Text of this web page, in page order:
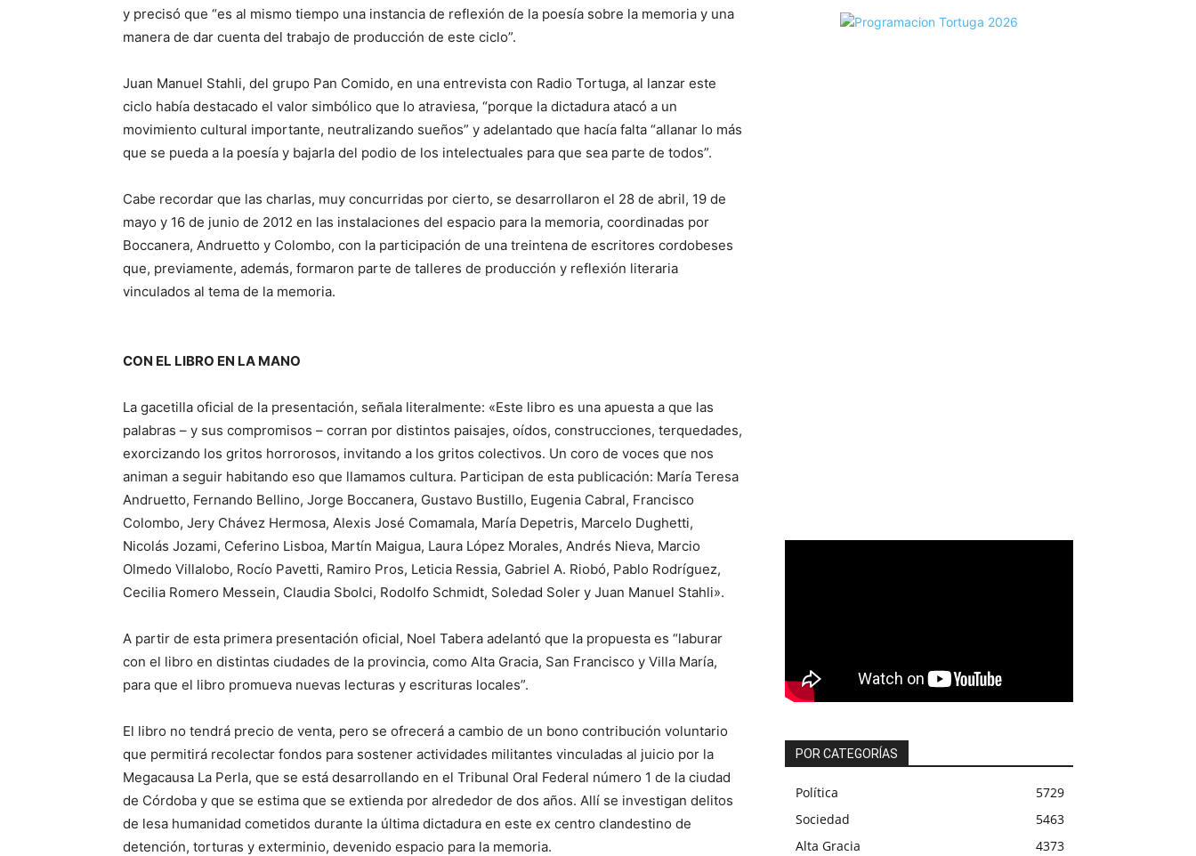
y precisó que “es al mismo tiempo una instancia de reflexión de la poesía sobre la memoria y una
manera de dar cuenta del trabajo de producción de este ciclo”.
Juan Manuel Stahli, del grupo Pan Comido, en una entrevista con Radio Tortuga, al lanzar este
ciclo había destacado el valor simbólico que lo atraviesa, “porque la dictadura atacó a un
movimiento cultural importante, neutralizando sueños” y adelantado que hacía falta “allanar lo más
que se pueda a la poesía y bajarla del podio de los intelectuales para que sea parte de todos”.
Cabe recordar que las charlas, muy concurridas por cierto, se desarrollaron el 28 de abril, 19 de
mayo y 16 de junio de 2012 en las instalaciones del espacio para la memoria, coordinadas por
Boccanera, Andruetto y Colombo, con la participación de una treintena de escritores cordobeses
que, previamente, además, formaron parte de talleres de producción y reflexión literaria
vinculados al tema de la memoria.
CON EL LIBRO EN LA MANO
La gacetilla oficial de la presentación, señala literalmente: «Este libro es una apuesta a que las
palabras – y sus compromisos – corran por distintos paisajes, oídos, construcciones, terquedades,
exorcizando los gritos horrorosos, invitando a los gritos colectivos. Un coro de voces que nos
animan a seguir habitando eso que llamamos cultura. Participan de esta publicación: María Teresa
Andruetto, Fernando Bellino, Jorge Boccanera, Gustavo Bustillo, Eugenia Cabral, Francisco
Colombo, Jery Chávez Hermosa, Alexis José Comamala, María Depetris, Marcelo Dughetti,
Nicolás Jozami, Ceferino Lisboa, Martín Maigua, Laura López Morales, Andrés Nieva, Marcio
Olmedo Villalobo, Rocío Pavetti, Ramiro Pros, Leticia Ressia, Gabriel A. Riobó, Pablo Rodríguez,
Cecilia Romero Messein, Claudia Sbolci, Rodolfo Schmidt, Soledad Soler y Juan Manuel Stahli».
A partir de esta primera presentación oficial, Noel Tabera adelantó que la propuesta es “laburar
con el libro en distintas ciudades de la provincia, como Alta Gracia, San Francisco y Villa María,
para que el libro promueva nuevas lecturas y escrituras locales”.
El libro no tendrá precio de venta, pero se ofrecerá a cambio de un bono contribución voluntario
que permitirá recolectar fondos para sostener actividades militantes vinculadas al juicio por la
Megacausa La Perla, que se está desarrollando en el Tribunal Oral Federal número 1 de la ciudad
de Córdoba y que se estima que se extienda por alrededor de dos años. Allí se investigan delitos
de lesa humanidad cometidos durante la última dictadura en este ex centro clandestino de
detención, torturas y exterminio, devenido espacio para la memoria.
POR CATEGORÍAS
Política
5729
Sociedad
5463
Alta Gracia
4373